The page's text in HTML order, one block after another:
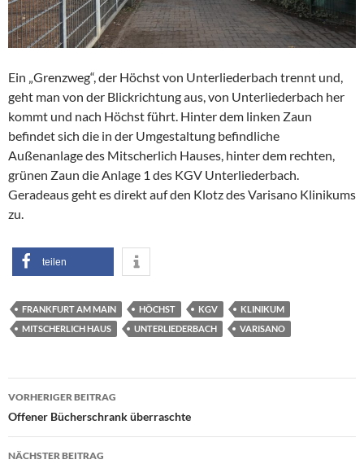
Ein „Grenzweg“, der Höchst von Unterliederbach trennt und,
geht man von der Blickrichtung aus, von Unterliederbach her
kommt und nach Höchst führt. Hinter dem linken Zaun
befindet sich die in der Umgestaltung befindliche
Außenanlage des Mitscherlich Hauses, hinter dem rechten,
grünen Zaun die Anlage 1 des KGV Unterliederbach.
Geradeaus geht es direkt auf den Klotz des Varisano Klinikums
zu.
teilen
FRANKFURT AM MAIN HÖCHST KGV
KLINIKUM
MITSCHERLICH HAUS
UNTERLIEDERBACH VARISANO
Beitragsnavigation
VORHERIGER BEITRAG
Offener Bücherschrank überraschte
NÄCHSTER BEITRAG